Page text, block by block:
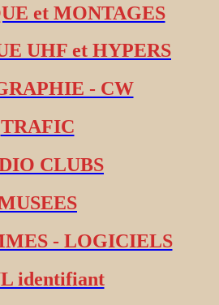
et MONTAGES
UHF et HYPERS
- CW
TRAFIC
CLUBS
- LOGICIELS
identifiant